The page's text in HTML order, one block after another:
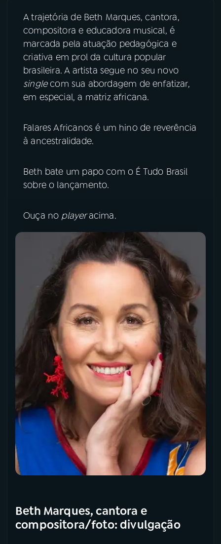
06VIDEOCASTS
07 ÚLTIMAS
FESTIVAL DE MÚSICA
YouTube Facebook
TikTok
A trajetória de Beth Marques, cantora,
compositora e educadora musical, é
marcada pela atuação pedagógica e
criativa em prol da cultura popular
brasileira. A artista segue no seu novo
singlecom sua abordagem de enfatizar,
em especial, a matriz africana.
Falares Africanos é um hino de reverência
à ancestralidade.
Beth bate um papo com o É Tudo Brasil
sobre o lançamento.
Ouça no playeracima.
Beth Marques, cantora e
compositora/foto: divulgação